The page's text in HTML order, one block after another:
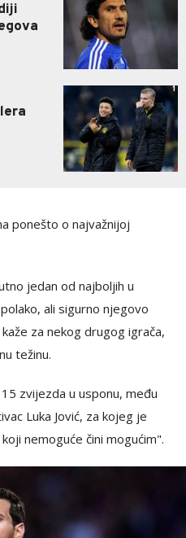
1
ponešto o najvažnijoj
jedan od najboljih u
ali sigurno njegovo
za nekog drugog igrača,
težinu.
zvijezda u usponu, među
Luka Jović, za kojeg je
nemoguće čini mogućim".